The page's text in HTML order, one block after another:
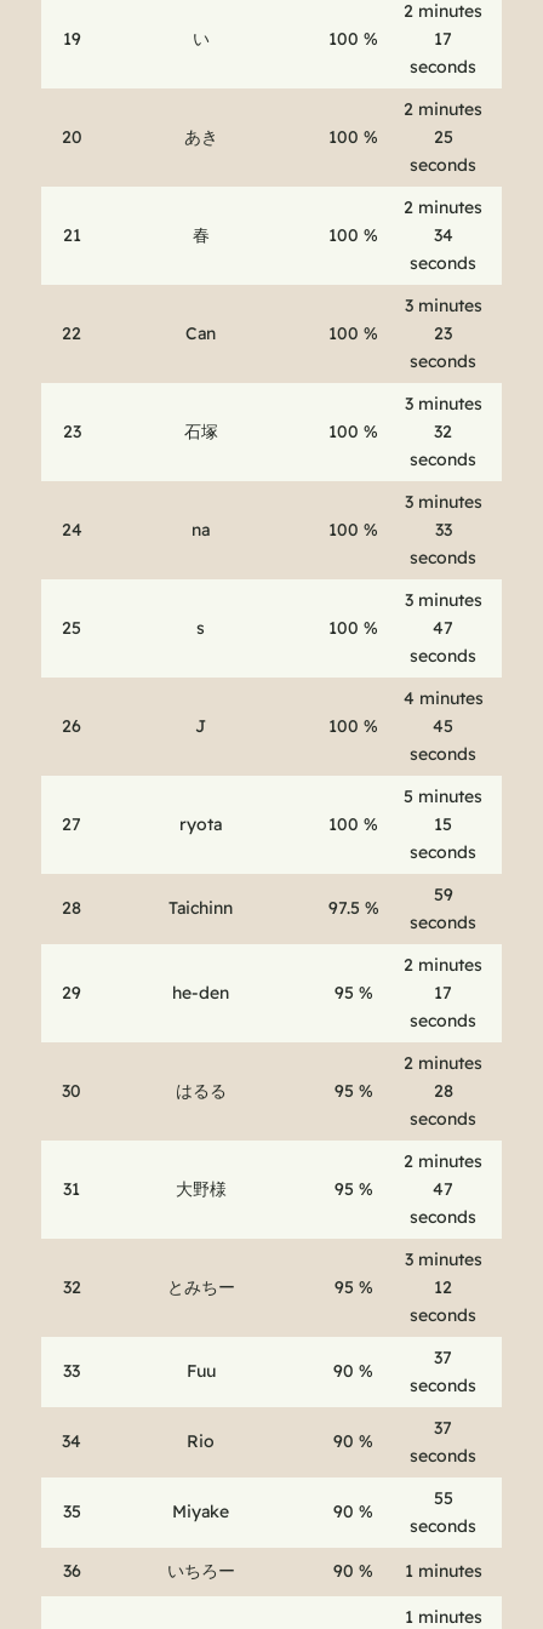
19 い 100 %
2 minutes
17
seconds
20 あき 100 %
2 minutes
25
seconds
21 春 100 %
2 minutes
34
seconds
22 Can 100 %
3 minutes
23
seconds
23 石塚 100 %
3 minutes
32
seconds
24 na 100 %
3 minutes
33
seconds
25 s 100 %
3 minutes
47
seconds
26 J 100 %
4 minutes
45
seconds
27 ryota 100 %
5 minutes
15
seconds
28 Taichinn 97.5 %
59
seconds
29 he-den 95 %
2 minutes
17
seconds
30 はるる 95 %
2 minutes
28
seconds
31 大野様 95 %
2 minutes
47
seconds
32 とみちー 95 %
3 minutes
12
seconds
33 Fuu 90 %
37
seconds
34 Rio 90 %
37
seconds
35 Miyake 90 %
55
seconds
36 いちろー 90 % 1 minutes
1 minutes